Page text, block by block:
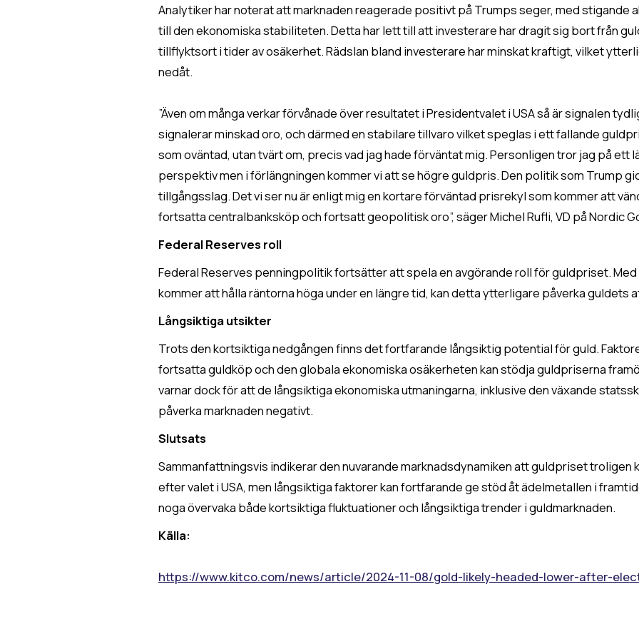
Analytiker har noterat att marknaden reagerade positivt på Trumps seger, med stigande
till den ekonomiska stabiliteten. Detta har lett till att investerare har dragit sig bort från
tillflyktsort i tider av osäkerhet. Rädslan bland investerare har minskat kraftigt, vilket
nedåt.
”Även om många verkar förvånade över resultatet i Presidentvalet i USA så är signalen
signalerar minskad oro, och därmed en stabilare tillvaro vilket speglas i ett fallande
som oväntad, utan tvärt om, precis vad jag hade förväntat mig. Personligen tror jag på ett
perspektiv men i förlängningen kommer vi att se högre guldpris. Den politik som Trump
tillgångsslag. Det vi ser nu är enligt mig en kortare förväntad prisrekyl som kommer att
fortsatta centralbanksköp och fortsatt geopolitisk oro”, säger Michel Rufli, VD på
Federal Reserves roll
Federal Reserves penningpolitik fortsätter att spela en avgörande roll för guldpriset.
kommer att hålla räntorna höga under en längre tid, kan detta ytterligare påverka guldets
Långsiktiga utsikter
Trots den kortsiktiga nedgången finns det fortfarande långsiktig potential för guld.
fortsatta guldköp och den globala ekonomiska osäkerheten kan stödja guldpriserna
varnar dock för att de långsiktiga ekonomiska utmaningarna, inklusive den växande
påverka marknaden negativt.
Slutsats
Sammanfattningsvis indikerar den nuvarande marknadsdynamiken att guldpriset troligen
efter valet i USA, men långsiktiga faktorer kan fortfarande ge stöd åt ädelmetallen i
noga övervaka både kortsiktiga fluktuationer och långsiktiga trender i guldmarknaden.
Källa:
https://www.kitco.com/news/article/2024-11-08/gold-likely-headed-lower-after-